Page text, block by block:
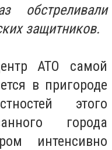
обстреливали
защитников.
АТО самой
в пригороде
этого
города
интенсивно